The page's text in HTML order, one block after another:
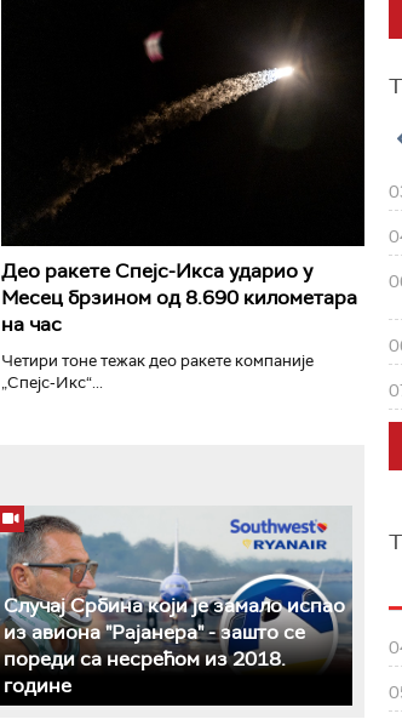
Део ракете Спејс-Икса ударио у
Месец брзином од 8.690 километара
на час
Четири тоне тежак део ракете компаније
„Спејс-Икс“...
Случај Србина који је замало испао
из авиона "Рајанера" - зашто се
пореди са несрећом из 2018.
године
РТС Класика РТС